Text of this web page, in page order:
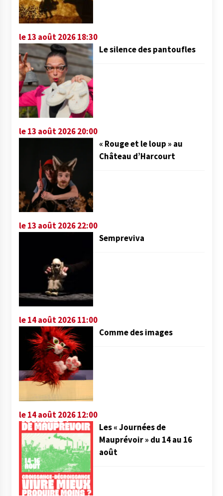
le 13 août 2026 18:30
Le silence des pantoufles
le 13 août 2026 20:00
« Rouge et le loup » au
Château d’Harcourt
le 13 août 2026 22:00
Sempreviva
le 14 août 2026 11:00
Comme des images
le 14 août 2026 12:00
Les « Journées de
Mauprévoir » du 14 au 16
août